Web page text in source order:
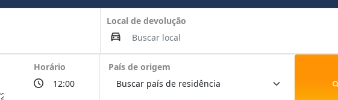
Local de devolução
Horário País de origem